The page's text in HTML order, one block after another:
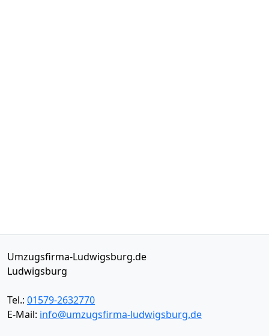
Umzugsfirma-Ludwigsburg.de
Ludwigsburg
Tel.: 01579-2632770
E-Mail: info@umzugsfirma-ludwigsburg.de